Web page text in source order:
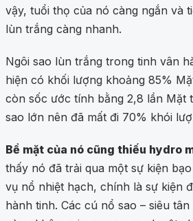
vậy, tuổi thọ của nó càng ngắn và
lùn trắng càng nhanh.
Ngôi sao lùn trắng trong tinh vân
hiện có khối lượng khoảng 85%
còn sốc ước tính bằng 2,8 lần Mặt
sao lớn nên đã mất đi 70% khói
Bề mặt của nó cũng thiếu hydro
thấy nó đã trải qua một sự kiện
vụ nổ nhiệt hạch, chính là sự kiện
hành tinh. Các cú nổ sao – siêu